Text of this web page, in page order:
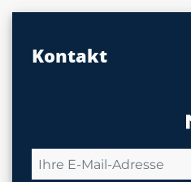
Kontakt